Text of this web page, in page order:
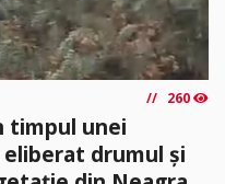
260
timpul unei
drumul și